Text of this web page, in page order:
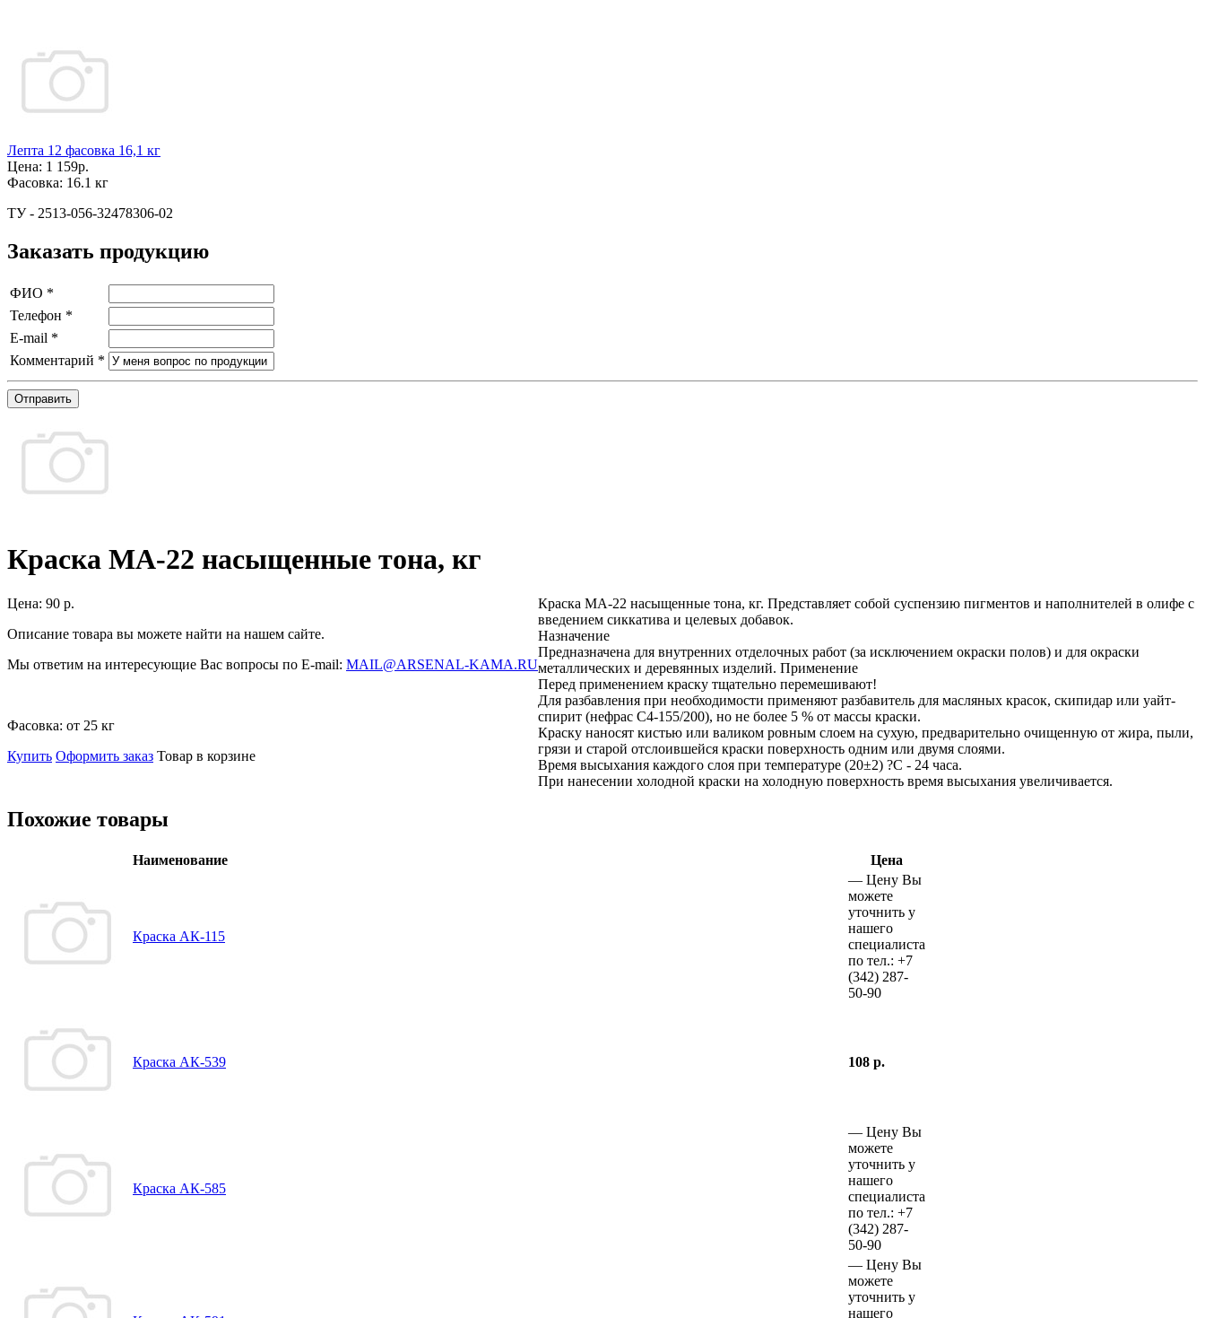
Лепта 12 фасовка 16,1 кг
Цена: 1 159р.
Фасовка: 16.1 кг
ТУ - 2513-056-32478306-02
Заказать продукцию
ФИО *
Телефон *
E-mail *
Комментарий *
Отправить
Краска МА-22 насыщенные тона, кг
Цена: 90 р.
Описание товара вы можете найти на нашем сайте.
Мы ответим на интересующие Вас вопросы по E-mail: MAIL@ARSENAL-KAMA.RU
Фасовка: от 25 кг
Купить Оформить заказ Товар в корзине
Краска МА-22 насыщенные тона, кг. Представляет собой суспензию пигментов и наполнителей в олифе с
введением сиккатива и целевых добавок.
Назначение
Предназначена для внутренних отделочных работ (за исключением окраски полов) и для окраски
металлических и деревянных изделий. Применение
Перед применением краску тщательно перемешивают!
Для разбавления при необходимости применяют разбавитель для масляных красок, скипидар или уайт-
спирит (нефрас С4-155/200), но не более 5 % от массы краски.
Краску наносят кистью или валиком ровным слоем на сухую, предварительно очищенную от жира, пыли,
грязи и старой отслоившейся краски поверхность одним или двумя слоями.
Время высыхания каждого слоя при температуре (20±2) ?С - 24 часа.
При нанесении холодной краски на холодную поверхность время высыхания увеличивается.
Похожие товары
Наименование Цена
Краска АК-115
— Цену Вы
можете
уточнить у
нашего
специалиста
по тел.: +7
(342) 287-
50-90
Краска АК-539 108 р.
Краска АК-585
— Цену Вы
можете
уточнить у
нашего
специалиста
по тел.: +7
(342) 287-
50-90
— Цену Вы
можете
уточнить у
нашего